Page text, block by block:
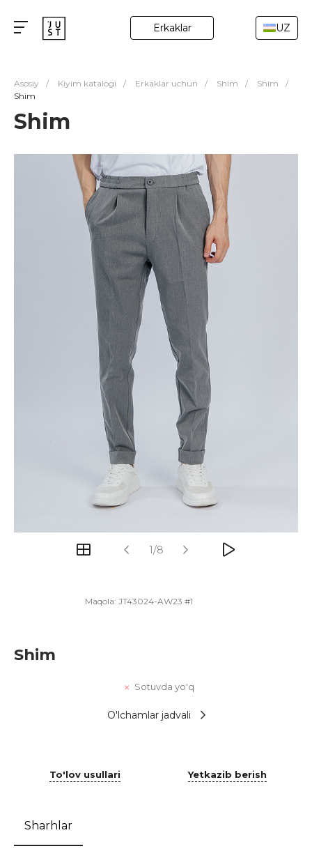
Erkaklar UZ
Asosiy / Kiyim katalogi / Erkaklar uchun / Shim / Shim
/
Shim
Shim
1/8
Maqola: JT43024-AW23 #1
Shim
Sotuvda yo'q
O'lchamlar jadvali
To'lov usullari Yetkazib berish
Sharhlar